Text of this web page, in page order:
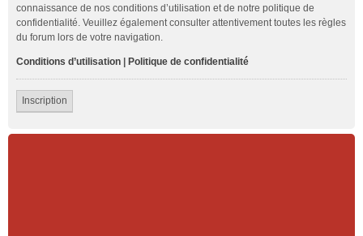
connaissance de nos conditions d’utilisation et de notre politique de
confidentialité. Veuillez également consulter attentivement toutes les règles
du forum lors de votre navigation.
Conditions d’utilisation Politique de confidentialité
Inscription